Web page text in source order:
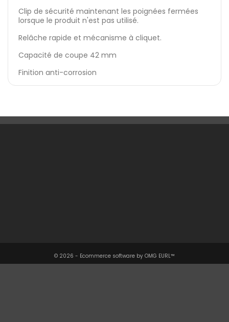
Clip de sécurité maintenant les poignées fermées
lorsque le produit n'est pas utilisé.
Relâche rapide et mécanisme à cliquet.
Capacité de coupe 42 mm
Finition anti-corrosion
© 2026 - Ecommerce software by OMG EURL™